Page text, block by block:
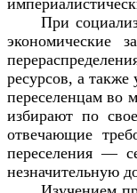
При
экономические
ресурсов, а
переселенцам во
избирают по
отвечающие
переселения —
незначительную